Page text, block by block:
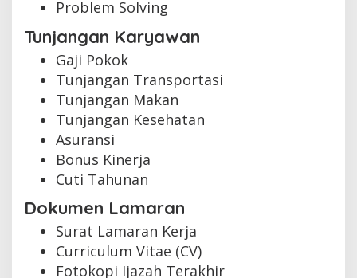
Problem Solving
Tunjangan Karyawan
Gaji Pokok
Tunjangan Transportasi
Tunjangan Makan
Tunjangan Kesehatan
Asuransi
Bonus Kinerja
Cuti Tahunan
Dokumen Lamaran
Surat Lamaran Kerja
Curriculum Vitae (CV)
Fotokopi Ijazah Terakhir